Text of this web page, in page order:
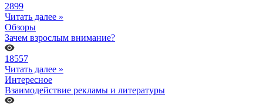
2899
Читать далее »
Обзоры
Зачем взрослым внимание?
18557
Читать далее »
Интересное
Взаимодействие рекламы и литературы